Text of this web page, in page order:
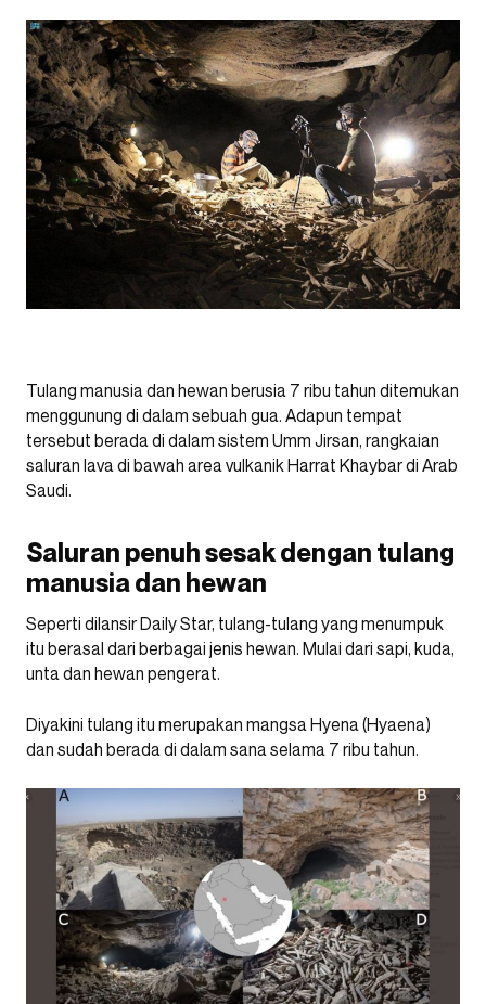
Tulang manusia dan hewan berusia 7 ribu tahun ditemukan
menggunung di dalam sebuah gua. Adapun tempat
tersebut berada di dalam sistem Umm Jirsan, rangkaian
saluran lava di bawah area vulkanik Harrat Khaybar di Arab
Saudi.
Saluran penuh sesak dengan tulang
manusia dan hewan
Seperti dilansir Daily Star, tulang-tulang yang menumpuk
itu berasal dari berbagai jenis hewan. Mulai dari sapi, kuda,
unta dan hewan pengerat.
Diyakini tulang itu merupakan mangsa Hyena (Hyaena)
dan sudah berada di dalam sana selama 7 ribu tahun.